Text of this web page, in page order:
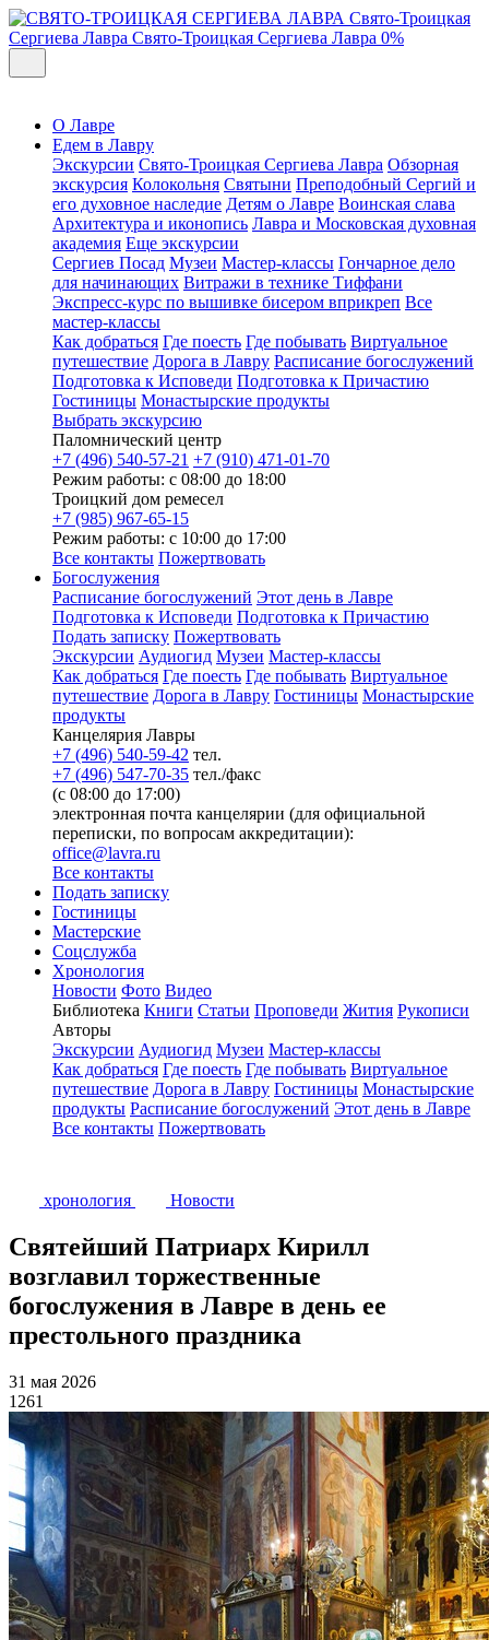
Свято-Троицкая
Сергиева Лавра Свято-Троицкая Сергиева Лавра 0%
О Лавре
Едем в Лавру
Экскурсии Свято-Троицкая Сергиева Лавра Обзорная
экскурсия Колокольня Святыни Преподобный Сергий и
его духовное наследие Детям о Лавре Воинская слава
Архитектура и иконопись Лавра и Московская духовная
академия Еще экскурсии
Сергиев Посад Музеи Мастер-классы Гончарное дело
для начинающих Витражи в технике Тиффани
Экспресс-курс по вышивке бисером вприкреп Все
мастер-классы
Как добраться Где поесть Где побывать Виртуальное
путешествие Дорога в Лавру Расписание богослужений
Подготовка к Исповеди Подготовка к Причастию
Гостиницы Монастырские продукты
Выбрать экскурсию
Паломнический центр
+7 (496) 540-57-21 +7 (910) 471-01-70
Режим работы: с 08:00 до 18:00
Троицкий дом ремесел
+7 (985) 967-65-15
Режим работы: с 10:00 до 17:00
Все контакты Пожертвовать
Богослужения
Расписание богослужений Этот день в Лавре
Подготовка к Исповеди Подготовка к Причастию
Подать записку Пожертвовать
Экскурсии Аудиогид Музеи Мастер-классы
Как добраться Где поесть Где побывать Виртуальное
путешествие Дорога в Лавру Гостиницы Монастырские
продукты
Канцелярия Лавры
+7 (496) 540-59-42 тел.
+7 (496) 547-70-35 тел./факс
(с 08:00 до 17:00)
электронная почта канцелярии (для официальной
переписки, по вопросам аккредитации):
office@lavra.ru
Все контакты
Подать записку
Гостиницы
Мастерские
Соцслужба
Хронология
Новости Фото Видео
Библиотека Книги Статьи Проповеди Жития Рукописи
Авторы
Экскурсии Аудиогид Музеи Мастер-классы
Как добраться Где поесть Где побывать Виртуальное
путешествие Дорога в Лавру Гостиницы Монастырские
продукты Расписание богослужений Этот день в Лавре
Все контакты Пожертвовать
хронология Новости
Святейший Патриарх Кирилл
возглавил торжественные
богослужения в Лавре в день ее
престольного праздника
31 мая 2026
1261